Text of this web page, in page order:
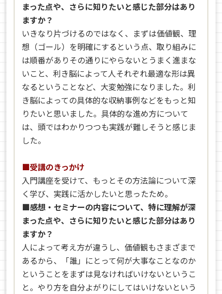
まった点や、さらに知りたいと感じた部分はあり
ますか？
いきなり片づけるのではなく、まずは価値観、理
想（ゴール）を明確にするという点、取り組みに
は順番がありその通りにやらないとうまく進まな
いこと、利き脳によって人それぞれ最適な形は異
なるということなど、大変勉強になりました。利
き脳によっての具体的な収納事例などをもっと知
りたいと思いました。具体的な進め方について
は、頭ではわかりつつも実践が難しそうと感じま
した。
■受講のきっかけ
入門講座を受けて、もっとその方法論について深
く学び、実践に活かしたいと思ったため。
■感想・セミナーの内容について、特に理解が深
まった点や、さらに知りたいと感じた部分はあり
ますか？
人によって考え方が違うし、価値観もさまざまで
あるから、「誰」にとって何が大事なことなのか
ということをまずは見なければいけないというこ
と。やり方を自分よがりにしてはいけないという